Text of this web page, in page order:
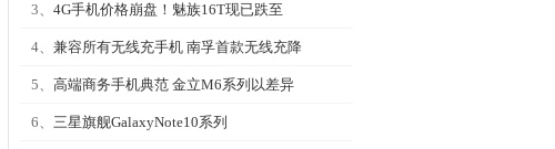
3、 4G手机价格崩盘！魅族16T现已跌至
4、 兼容所有无线充手机 南孚首款无线充降
5、 高端商务手机典范 金立M6系列以差异
6、 三星旗舰GalaxyNote10系列